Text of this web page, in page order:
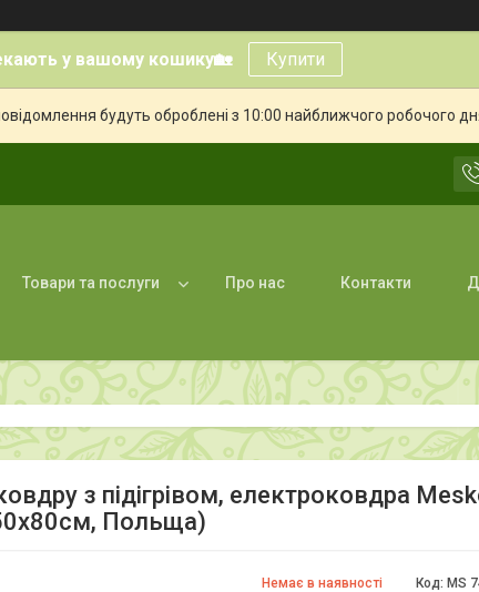
у вашому кошику🏡 Купити
будуть оброблені з 10:00 найближчого робочого
Товари та послуги Про нас Контакти
з підігрівом, електроковдра
Польща)
Немає в наявності Код: MS